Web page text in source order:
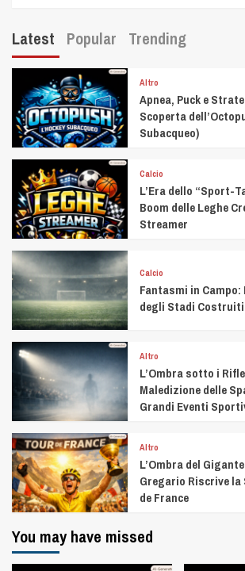
Latest Popular Trending
Altro
Apnea, Puck e
Scoperta
Subacqueo)
Calcio
L’Era dello “Sport-
Boom delle Leghe
Streamer
Calcio
Fantasmi in
degli Stadi
Altro
L’Ombra sotto i
Maledizione delle
Grandi Eventi
Altro
L’Ombra del
Gregario Riscrive
de France
You may have missed